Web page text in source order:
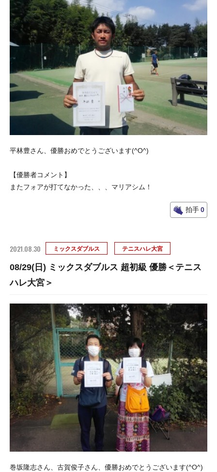
平林豊さん、優勝おめでとうございます(^O^)
【優勝者コメント】
またフォアが打てなかった、、、マリアシム！
拍手0
2021.08.30 ミックスダブルス テニスハレ大宮
08/29(日) ミックスダブルス 超初級 優勝＜テニス
ハレ大宮＞
巻坂隆志さん、古賀俊子さん、優勝おめでとうございます(^O^)